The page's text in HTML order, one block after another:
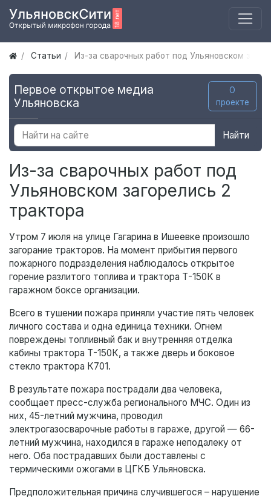
Статьи Из-за сварочных работ под Ульяновском
Первое открытое медиа
Ульяновска
О
проекте
Найти
Из-за сварочных работ под
Ульяновском загорелись 2
трактора
Утром 7 июля на улице Гагарина в Ишеевке произошло
загорание тракторов. На момент прибытия первого
пожарного подразделения наблюдалось открытое
горение разлитого топлива и трактора Т-150К в
гаражном боксе организации.
Всего в тушении пожара приняли участие пять человек
личного состава и одна единица техники. Огнем
повреждены топливный бак и внутренняя отделка
кабины трактора Т-150К, а также дверь и боковое
стекло трактора К701.
В результате пожара пострадали два человека,
сообщает пресс-служба регионального МЧС. Один из
них, 45-летний мужчина, проводил
электрогазосварочные работы в гараже, другой — 66-
летний мужчина, находился в гараже неподалеку от
него. Оба пострадавших были доставлены с
термическими ожогами в ЦГКБ Ульяновска.
Предположительная причина случившегося – нарушение